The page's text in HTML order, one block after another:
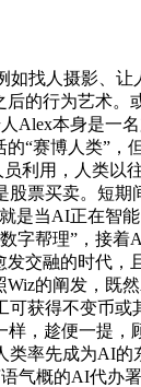
人摄影、让
的行为艺术
Alex本身是一
“赛博人类”
利用，人类
票买卖。短
是当AI正在智
帮理”，接
交融的时代
的阐发，既
获得不变币
，趁便一提
率先成为AI
概的AI代办